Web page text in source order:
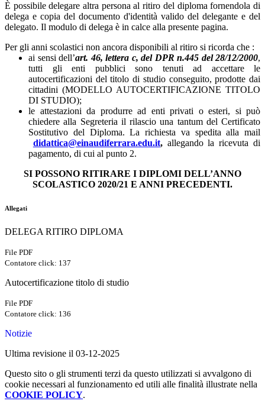
È possibile delegare altra persona al ritiro del diploma fornendola di
delega e copia del documento d'identità valido del delegante e del
delegato. Il modulo di delega è in calce alla presente pagina.
Per gli anni scolastici non ancora disponibili al ritiro si ricorda che :
ai sensi dell’art. 46, lettera c, del DPR n.445 del 28/12/2000,
tutti gli enti pubblici sono tenuti ad accettare le
autocertificazioni del titolo di studio conseguito, prodotte dai
cittadini (MODELLO AUTOCERTIFICAZIONE TITOLO
DI STUDIO);
le attestazioni da produrre ad enti privati o esteri, si può
chiedere alla Segreteria il rilascio una tantum del Certificato
Sostitutivo del Diploma. La richiesta va spedita alla mail
didattica@einaudiferrara.edu.it,allegando la ricevuta di
pagamento, di cui al punto 2.
SI POSSONO RITIRARE I DIPLOMI DELL’ANNO
SCOLASTICO 2020/21 E ANNI PRECEDENTI.
Allegati
DELEGA RITIRO DIPLOMA
File PDF
Contatore click: 137
Autocertificazione titolo di studio
File PDF
Contatore click: 136
Notizie
Ultima revisione il 03-12-2025
Questo sito o gli strumenti terzi da questo utilizzati si avvalgono di
cookie necessari al funzionamento ed utili alle finalità illustrate nella
COOKIE POLICY.